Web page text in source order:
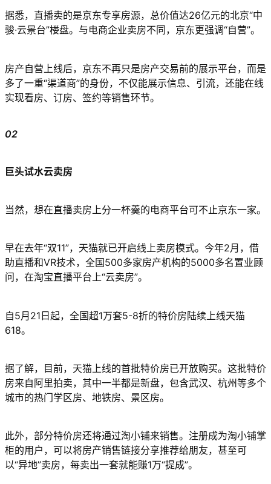
据悉，直播卖的是京东专享房源，总价值达26亿元的北京“中
骏·云景台”楼盘。与电商企业卖房不同，京东更强调“自营”。
房产自营上线后，京东不再只是房产交易前的展示平台，而是
多了一重“渠道商”的身份，不仅能展示信息、引流，还能在线
实现看房、订房、签约等销售环节。
02
巨头试水云卖房
当然，想在直播卖房上分一杯羹的电商平台可不止京东一家。
早在去年“双11”，天猫就已开启线上卖房模式。今年2月，借
助直播和VR技术，全国500多家房产机构的5000多名置业顾
问，在淘宝直播平台上“云卖房”。
自5月21日起，全国超1万套5-8折的特价房陆续上线天猫
618。
据了解，目前，天猫上线的首批特价房已开放购买。这批特价
房来自阿里拍卖，其中一半都是新盘，包含武汉、杭州等多个
城市的热门学区房、地铁房、景区房。
此外，部分特价房还将通过淘小铺来销售。注册成为淘小铺掌
柜的用户，可以将房产销售链接分享推荐给朋友，甚至可
以“异地”卖房，每卖出一套就能赚1万“提成”。